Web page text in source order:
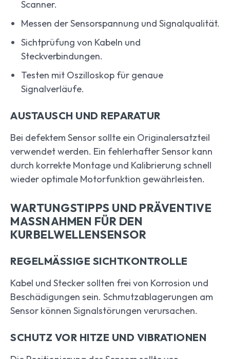
Scanner.
Messen der Sensorspannung und Signalqualität.
Sichtprüfung von Kabeln und
Steckverbindungen.
Testen mit Oszilloskop für genaue
Signalverläufe.
AUSTAUSCH UND REPARATUR
Bei defektem Sensor sollte ein Originalersatzteil
verwendet werden. Ein fehlerhafter Sensor kann
durch korrekte Montage und Kalibrierung schnell
wieder optimale Motorfunktion gewährleisten.
WARTUNGSTIPPS UND PRÄVENTIVE
MASSNAHMEN FÜR DEN K
URBELWELLENSENSOR
REGELMÄSSIGE SICHTKONTROLLE
Kabel und Stecker sollten frei von Korrosion und
Beschädigungen sein. Schmutzablagerungen am
Sensor können Signalstörungen verursachen.
SCHUTZ VOR HITZE UND VIBRATIONEN